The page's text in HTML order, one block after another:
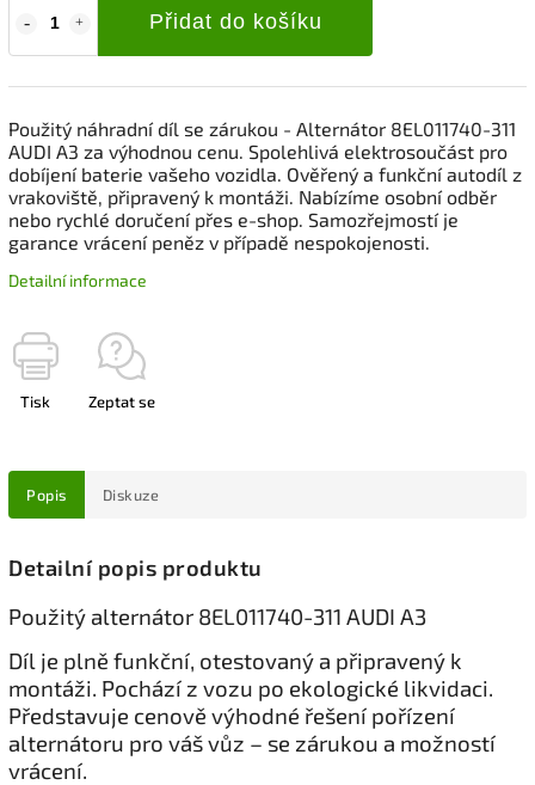
Přidat do košíku
Použitý náhradní díl se zárukou - Alternátor 8EL011740-311
AUDI A3 za výhodnou cenu. Spolehlivá elektrosoučást pro
dobíjení baterie vašeho vozidla. Ověřený a funkční autodíl z
vrakoviště, připravený k montáži. Nabízíme osobní odběr
nebo rychlé doručení přes e-shop. Samozřejmostí je
garance vrácení peněz v případě nespokojenosti.
Detailní informace
Tisk Zeptat se
Popis Diskuze
Detailní popis produktu
Použitý alternátor 8EL011740-311 AUDI A3
Díl je plně funkční, otestovaný a připravený k
montáži. Pochází z vozu po ekologické likvidaci.
Představuje cenově výhodné řešení pořízení
alternátoru pro váš vůz – se zárukou a možností
vrácení.